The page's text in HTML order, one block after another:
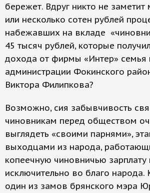
бережет. Вдруг никто не
или несколько сотен рублей
набежавших на вкладе
45 тысяч рублей, которые
дохода от фирмы «Интер» семья
администрации Фокинского
Виктора Филипкова?
Возможно, сия забывчивость
чиновникам перед обществом
выглядеть «своими парнями»,
выходцами из народа,
копеечную чиновничью зарплату
исключительно во благо народа.
один из замов брянского мэра